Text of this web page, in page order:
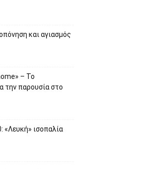
και αγιασμός
– Το
την παρουσία στο
ισοπαλία